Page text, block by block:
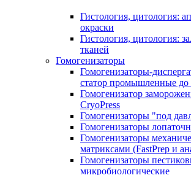
Гистология, цитология:
окраски
Гистология, цитология:
тканей
Гомогенизаторы
Гомогенизаторы-
статор промышленные до
Гомогенизатор
CryoPress
Гомогенизаторы "под
Гомогенизаторы
Гомогенизаторы
матриксами (FastPrep и
Гомогенизаторы
микробиологические